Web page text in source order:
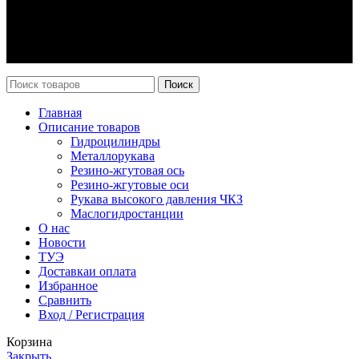
Поиск
Главная
Описание товаров
Гидроцилиндры
Металлорукава
Резино-жгутовая ось
Резино-жгутовые оси
Рукава высокого давления ЧКЗ
Маслогидростанции
О нас
Новости
ТУЭ
Доставкаи оплата
Избранное
Сравнить
Вход / Регистрация
Корзина